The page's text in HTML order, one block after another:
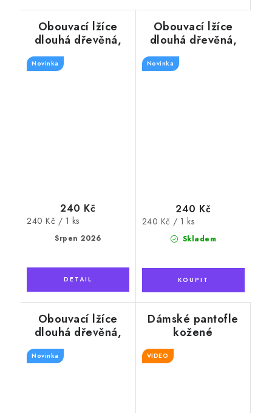
Obouvací lžíce
dlouhá dřevěná,
barva přírodní 74
Novinka
Srpen 2026
240 Kč
Měrná
240 Kč / 1 ks
Obouvací lžíce
dlouhá dřevěná,
barva mahagon 74
Novinka
Skladem
240 Kč
Měrná
240 Kč / 1 ks
Obouvací lžíce
dlouhá dřevěná,
barva tmavý
mahagon 74 cm
Novinka
Dámské pantofle
kožené
"Exclusive", šedé
VIDEO